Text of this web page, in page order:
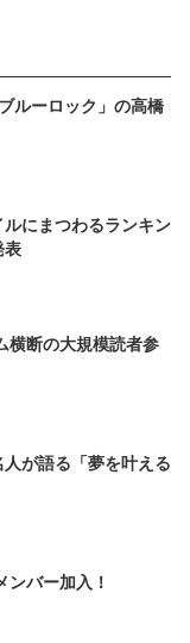
ルーロック」の高橋
にまつわるランキン
表
横断の大規模読者参
が語る「夢を叶える
バー加入！